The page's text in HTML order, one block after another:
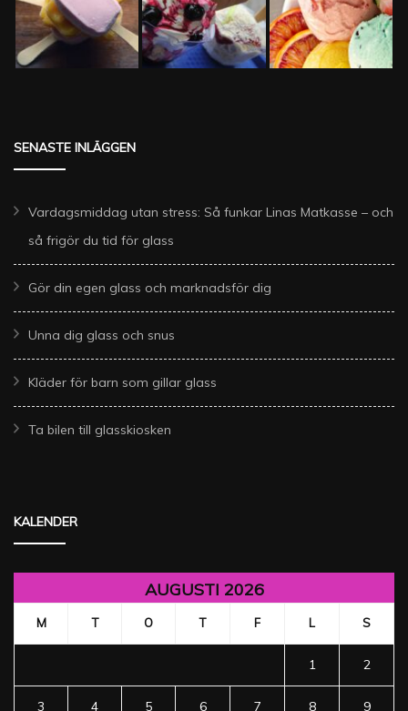
SENASTE INLÄGGEN
Vardagsmiddag utan stress: Så funkar Linas Matkasse – och
så frigör du tid för glass
Gör din egen glass och marknadsför dig
Unna dig glass och snus
Kläder för barn som gillar glass
Ta bilen till glasskiosken
KALENDER
AUGUSTI 2026
M T O T F L S
1 2
3 4 5 6 7 8 9